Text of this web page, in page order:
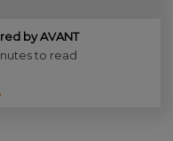
by AVANT
to read